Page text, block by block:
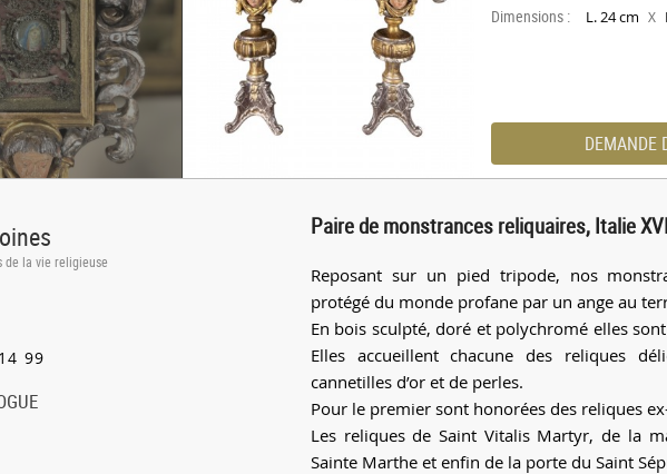
Dimensions : L. 24 cm X
DEMANDE
de la vie religieuse
99
Paire de monstrances reliquaires, Italie
Reposant sur un pied tripode, nos
protégé du monde profane par un ange au
En bois sculpté, doré et polychromé elles
Elles accueillent chacune des reliques
cannetilles d’or et de perles.
Pour le premier sont honorées des reliques
Les reliques de Saint Vitalis Martyr, de la
Sainte Marthe et enfin de la porte du Saint